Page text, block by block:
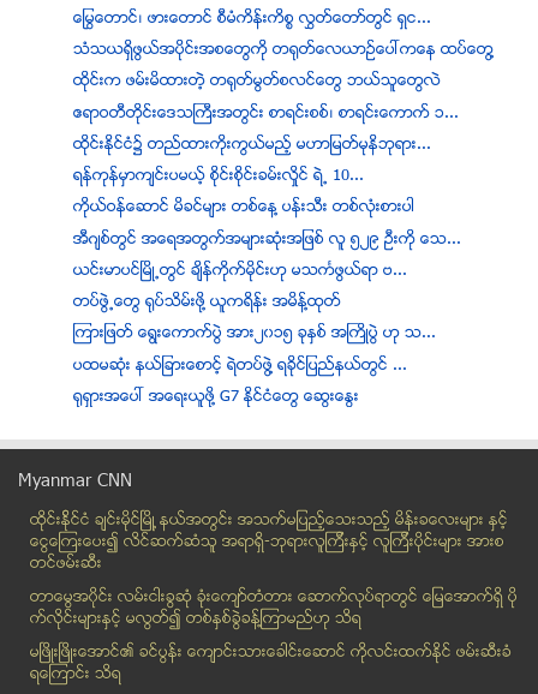
ေျမြေတာင္၊ ဖားေတာင္ စီမံကိန္းကိစၥ လႊတ္ေတာ္တြင္ ရွင...
သံသယရွိဖြယ္အပိုင္းအစေတြကို တရုတ္ေလယာဥ္ေပၚကေန ထပ္ေတြ႔
ထုိင္းက ဖမ္းမိထားတဲ့ တ႐ုတ္မြတ္စလင္ေတြ ဘယ္သူေတြလဲ
ဧရာဝတီတိုင္းေဒသႀကီးအတြင္း စာရင္းစစ္၊ စာရင္းေကာက္ ၁...
ထိုင္းႏိုင္ငံ၌ တည္ထားကိုးကြယ္မည့္ မဟာျမတ္မုနိဘုရား...
ရန္ကုန္မွာက်င္းပမယ့္ စုိင္းစုိင္းခမ္းလိႈင္ ရဲ႕ 10...
ကိုယ္ဝန္ေဆာင္ မိခင္မ်ား တစ္ေန႔ ပန္းသီး တစ္လံုးစားပါ
အီဂ်စ္တြင္ အေရအတြက္အမ်ားဆုံးအျဖစ္ လူ ၅၂၉ ဦးကုိ ေသ...
ယင္းမာပင္ျမိဳ႕တြင္ ခ်ိန္ကိုက္မိုင္းဟု မသကၤဖြယ္ရာ ဗ...
တပ္ဖြဲ႕ေတြ ႐ုပ္သိမ္းဖို႔ ယူကရိန္း အမိန္႔ထုတ္
ၾကားျဖတ္ ေရြးေကာက္ပဲြ အား၂၀၁၅ ခုႏွစ္ အႀကိဳပဲြ ဟု သ...
ပထမဆံုး နယ္ျခားေစာင့္ ရဲတပ္ဖဲြ႔ ရခိုင္ျပည္နယ္တြင္ ...
႐ုရွားအေပၚ အေရးယူဖို႔ G7 နိုင္ငံေတြ ေဆြးေႏြး
အေလာင္းေတာ္ကႆပမွ ဘုရားဖူး ျပန္လာသည့္ ဒုိင္နာယာဥ္ ေ...
အစိုးရ ရံုးခ်ဳပ္အား ထိုင္ဝမ္ ေက်ာင္းသားမ်ား ရုတ္တရ...
ပ်ံလြန္ေတာ္မူတာ ႏွစ္၃၀ၾကာ သံဃာေတာ္ ရုပ္ကလာပ္
(၉)ႏွစ္သားအရြယ္ မုိးႀကိဳးထိမွန္၍ ေသဆုံး
စစ္အစိုးရလက္ထက္မွာ အဓမၼပိတ္သိမ္းခံခဲ့ရတဲ့ နီကိုးအလ...
ဝက္နား႐ြက္ျပာ ေရာဂါခ်ိန္ နီးကပ္လာၿပီ ျဖစ္၍ ဝက္မ်ား...
စမတ္ဖုန္း မွ သတင္းအခ်က္အလက္ မ်ားကုိ ခုိးယူႏုိင္သည့...
Myanmar CNN
ထိုင္းနို္င္ငံ ခ်င္းမိုင္ျမိဳ ့နယ္အတြင္း အသက္မျပည့္ေသးသည့္ မိန္းခေလးမ်ား နွင့္
ေငြေၾကးေပး၍ လိင္ဆက္ဆံသူ အရာရွိ-ဘုရားလူၾကီးနွင့္ လူၾကီးပိုင္းမ်ား အားစ
တင္ဖမ္းဆီး
တာေမြအ၀ိုင္း လမ္းငါးခြဆံု ခံုးေက်ာ္တံတား ေဆာက္လုပ္ရာတြင္ ေျမေအာက္ရွိ ပို
က္လိုင္းမ်ားႏွင့္ မလြတ္၍ တစ္ႏွစ္ခြဲခန္႔ၾကာမည္ဟု သိရ
မၿဖိဳးၿဖိဳးေအာင္၏ ခင္ပြန္း ေက်ာင္းသားေခါင္းေဆာင္ ကိုလင္းထက္ႏိုင္ ဖမ္းဆီးခံ
ရေၾကာင္း သိရ